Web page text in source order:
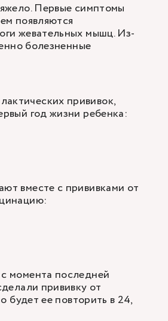
Первые симптомы
появляются
жевательных мышц. Из-
болезненные
прививок,
год жизни ребенка:
вместе с прививками от
момента последней
прививку от
будет ее повторить в 24,